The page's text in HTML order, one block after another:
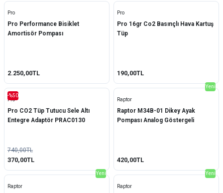
Pro
Pro Performance Bisiklet
Amortisör Pompası
2.250,00TL
Pro
Pro 16gr Co2 Basınçlı Hava Kartuş
Tüp
190,00TL
-%50
Pro
Pro CO2 Tüp Tutucu Sele Altı
Entegre Adaptör PRAC0130
740,00TL
370,00TL
Yeni
Raptor
Raptor M34B-01 Dikey Ayak
Pompası Analog Göstergeli
420,00TL
Yeni
Raptor
Yeni
Raptor